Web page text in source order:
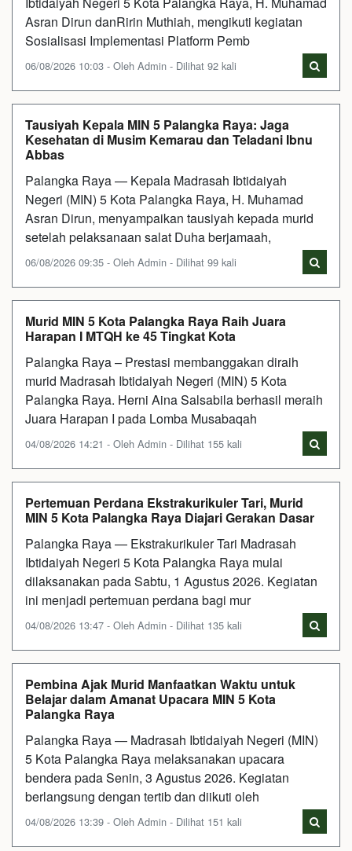
Asran Dirun danRirin Muthiah, mengikuti kegiatan
Sosialisasi Implementasi Platform Pemb
06/08/2026 10:03 - Oleh Admin - Dilihat 92 kali
Tausiyah Kepala MIN 5 Palangka Raya: Jaga
Kesehatan di Musim Kemarau dan Teladani Ibnu
Abbas
Palangka Raya — Kepala Madrasah Ibtidaiyah
Negeri (MIN) 5 Kota Palangka Raya, H. Muhamad
Asran Dirun, menyampaikan tausiyah kepada murid
setelah pelaksanaan salat Duha berjamaah,
06/08/2026 09:35 - Oleh Admin - Dilihat 99 kali
Murid MIN 5 Kota Palangka Raya Raih Juara
Harapan I MTQH ke 45 Tingkat Kota
Palangka Raya – Prestasi membanggakan diraih
murid Madrasah Ibtidaiyah Negeri (MIN) 5 Kota
Palangka Raya. Herni Aina Salsabila berhasil meraih
Juara Harapan I pada Lomba Musabaqah
04/08/2026 14:21 - Oleh Admin - Dilihat 155 kali
Pertemuan Perdana Ekstrakurikuler Tari, Murid
MIN 5 Kota Palangka Raya Diajari Gerakan Dasar
Palangka Raya — Ekstrakurikuler Tari Madrasah
Ibtidaiyah Negeri 5 Kota Palangka Raya mulai
dilaksanakan pada Sabtu, 1 Agustus 2026. Kegiatan
ini menjadi pertemuan perdana bagi mur
04/08/2026 13:47 - Oleh Admin - Dilihat 135 kali
Pembina Ajak Murid Manfaatkan Waktu untuk
Belajar dalam Amanat Upacara MIN 5 Kota
Palangka Raya
Palangka Raya — Madrasah Ibtidaiyah Negeri (MIN)
5 Kota Palangka Raya melaksanakan upacara
bendera pada Senin, 3 Agustus 2026. Kegiatan
berlangsung dengan tertib dan diikuti oleh
04/08/2026 13:39 - Oleh Admin - Dilihat 151 kali